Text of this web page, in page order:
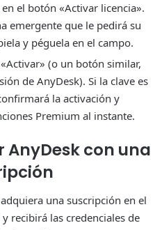
el botón «Activar licencia».
emergente que le pedirá su
y péguela en el campo.
(o un botón similar,
de AnyDesk). Si la clave es
la activación y
Premium al instante.
AnyDesk con una
una suscripción en el
recibirá las credenciales de